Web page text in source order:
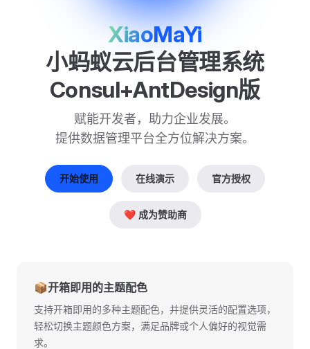
XiaoMaYi
小蚂蚁云后台管理系统
Consul+AntDesign版
赋能开发者，助力企业发展。
提供数据管理平台全方位解决方案。
开始使用 在线演示 官方授权
❤️ 成为赞助商
📦开箱即用的主题配色
支持开箱即用的多种主题配色，并提供灵活的配置选项，
轻松切换主题颜色方案，满足品牌或个人偏好的视觉需
求。